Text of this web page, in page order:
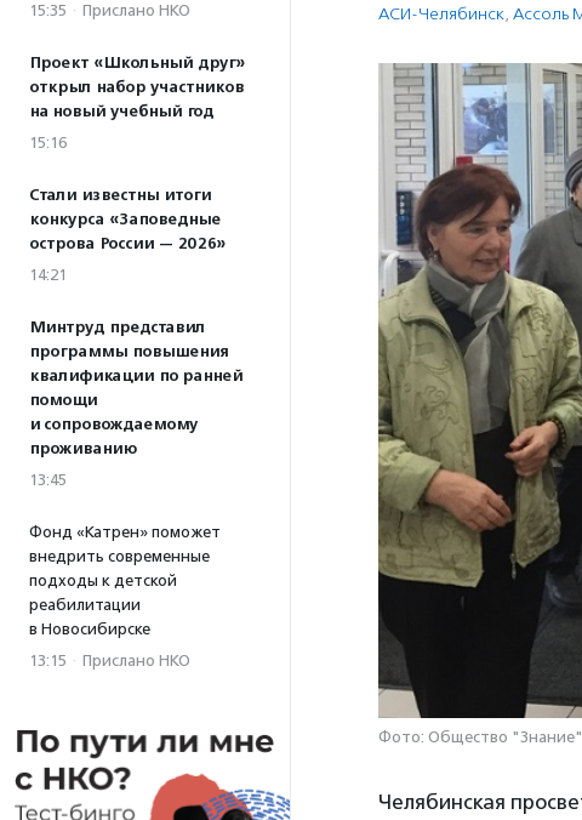
15:35 · Прислано НКО
Проект «Школьный друг»
открыл набор участников
на новый учебный год
15:16
Стали известны итоги
конкурса «Заповедные
острова России — 2026»
14:21
Минтруд представил
программы повышения
квалификации по ранней
помощи
и сопровождаемому
проживанию
13:45
Фонд «Катрен» поможет
внедрить современные
подходы к детской
реабилитации
в Новосибирске
13:15 · Прислано НКО
АСИ-Челябинск, Ассоль
Фото: Общество "Знание"
Челябинская